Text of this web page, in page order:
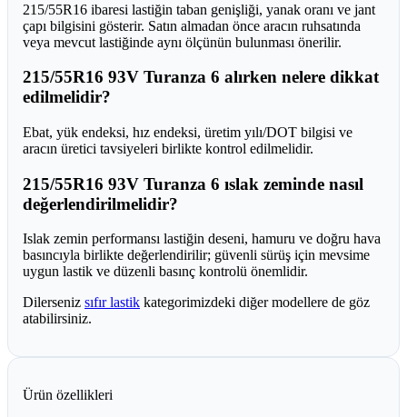
215/55R16 ibaresi lastiğin taban genişliği, yanak oranı ve jant
çapı bilgisini gösterir. Satın almadan önce aracın ruhsatında
veya mevcut lastiğinde aynı ölçünün bulunması önerilir.
215/55R16 93V Turanza 6 alırken nelere dikkat
edilmelidir?
Ebat, yük endeksi, hız endeksi, üretim yılı/DOT bilgisi ve
aracın üretici tavsiyeleri birlikte kontrol edilmelidir.
215/55R16 93V Turanza 6 ıslak zeminde nasıl
değerlendirilmelidir?
Islak zemin performansı lastiğin deseni, hamuru ve doğru hava
basıncıyla birlikte değerlendirilir; güvenli sürüş için mevsime
uygun lastik ve düzenli basınç kontrolü önemlidir.
Dilerseniz sıfır lastik kategorimizdeki diğer modellere de göz
atabilirsiniz.
Ürün özellikleri